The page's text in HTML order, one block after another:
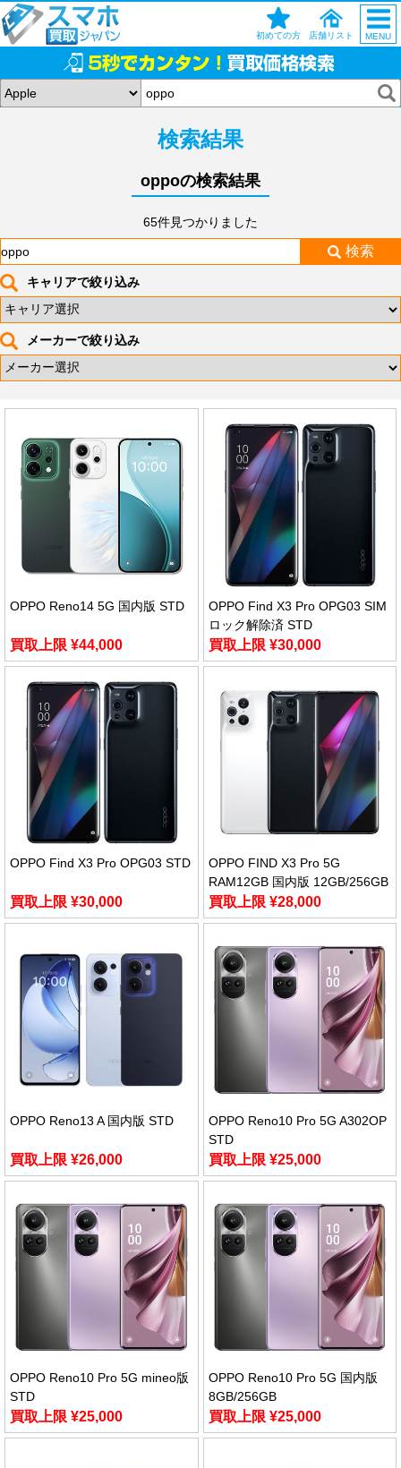
初めての方 店舗リスト MENU
検索結果
oppoの検索結果
65件見つかりました
検索
キャリアで絞り込み
メーカーで絞り込み
OPPO Reno14 5G 国内版 STD
買取上限 ¥44,000
OPPO Find X3 Pro OPG03 SIM
ロック解除済 STD
買取上限 ¥30,000
OPPO Find X3 Pro OPG03 STD
買取上限 ¥30,000
OPPO FIND X3 Pro 5G
RAM12GB 国内版 12GB/256GB
買取上限 ¥28,000
OPPO Reno13 A 国内版 STD
買取上限 ¥26,000
OPPO Reno10 Pro 5G A302OP
STD
買取上限 ¥25,000
OPPO Reno10 Pro 5G mineo版
STD
買取上限 ¥25,000
OPPO Reno10 Pro 5G 国内版
8GB/256GB
買取上限 ¥25,000